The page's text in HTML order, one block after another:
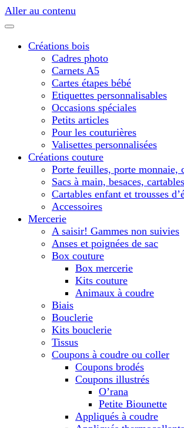
Aller au contenu
Créations bois
Cadres photo
Carnets A5
Cartes étapes bébé
Etiquettes personnalisables
Occasions spéciales
Petits articles
Pour les couturières
Valisettes personnalisées
Créations couture
Porte feuilles, porte monnaie,
Sacs à main, besaces,
Cartables enfant et trousses
Accessoires
Mercerie
A saisir! Gammes non suivies
Anses et poignées de sac
Box couture
Box mercerie
Kits couture
Animaux à coudre
Biais
Bouclerie
Kits bouclerie
Tissus
Coupons à coudre ou coller
Coupons brodés
Coupons illustrés
O’rana
Petite Biounette
Appliqués à coudre